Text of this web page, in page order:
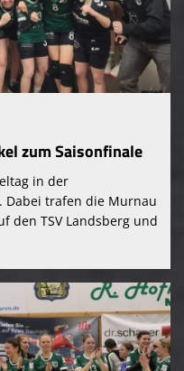
zum Saisonfinale
in der
Dabei trafen die Murnau
den TSV Landsberg und